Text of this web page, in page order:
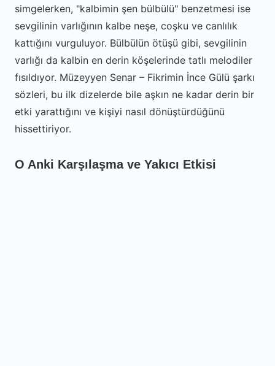
simgelerken, "kalbimin şen bülbülü" benzetmesi ise
sevgilinin varlığının kalbe neşe, coşku ve canlılık
kattığını vurguluyor. Bülbülün ötüşü gibi, sevgilinin
varlığı da kalbin en derin köşelerinde tatlı melodiler
fısıldıyor. Müzeyyen Senar – Fikrimin İnce Gülü şarkı
sözleri, bu ilk dizelerde bile aşkın ne kadar derin bir
etki yarattığını ve kişiyi nasıl dönüştürdüğünü
hissettiriyor.
O Anki Karşılaşma ve Yakıcı Etkisi